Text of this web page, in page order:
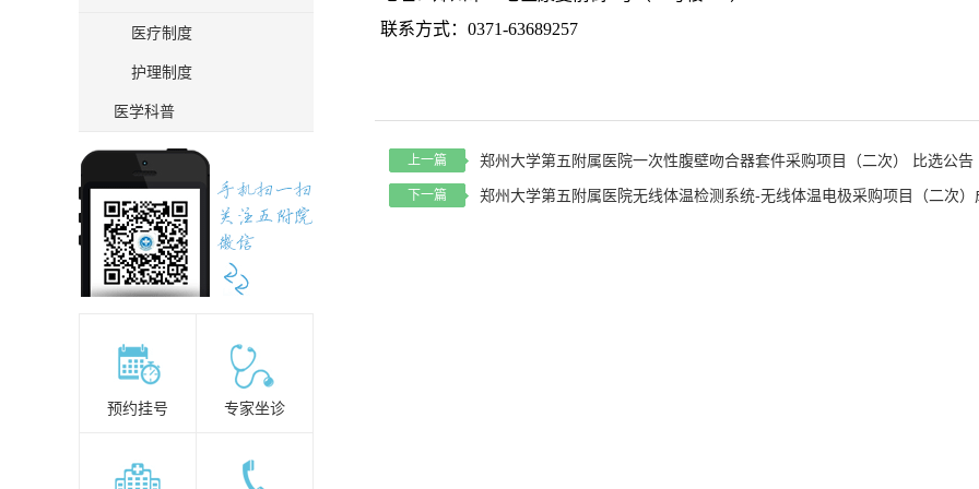
医疗制度
护理制度
医学科普
预约挂号 专家坐诊
联系方式： 0371-63689257
上一篇 郑州大学第五附属医院一次性腹壁吻合器套件采购项目（二次） 比选公告
下一篇 郑州大学第五附属医院无线体温检测系统-无线体温电极采购项目（二次）